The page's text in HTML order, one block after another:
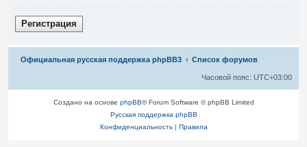
Регистрация
Официальная русская поддержка phpBB3 Список форумов
Часовой пояс: UTC+03:00
Связаться с
Создано на основе phpBB® Forum Software © phpBB Limited
Русская поддержка phpBB
Конфиденциальность| Правила